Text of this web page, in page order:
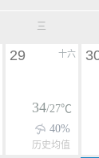
三
十六
29
34/27℃
40%
历史均值